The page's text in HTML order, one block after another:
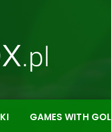
GAMES WITH